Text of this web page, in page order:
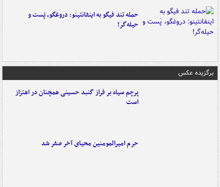
حمله تند فیگو به اینفانتینو: دروغگو، پَست‌ و
حیله‌گر!
برگزیده عکس
پرچم سیاه بر فراز گنبد حسینی همچنان در اهتزاز
است
حرم امیرالمومنین محیای آخر صفر شد